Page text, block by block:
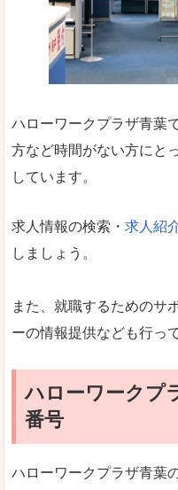
ハローワークプラザ青葉
方など時間がない方にと
しています。
求人情報の検索・ 求人紹
しましょう。
また、就職するためのサ
ーの情報提供なども行っ
ハローワークプ
番号
ハローワークプラザ青葉